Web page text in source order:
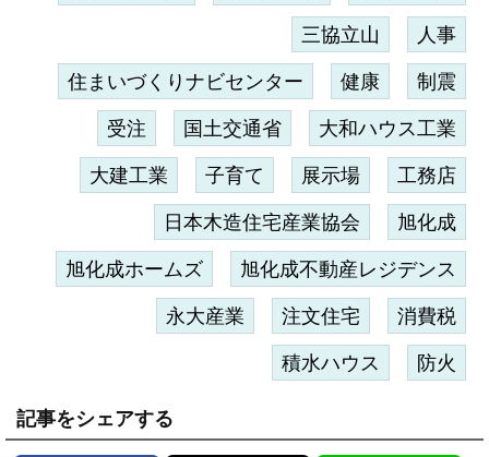
三協立山 人事
住まいづくりナビセンター 健康 制震
受注 国土交通省 大和ハウス工業
大建工業 子育て 展示場 工務店
日本木造住宅産業協会 旭化成
旭化成ホームズ 旭化成不動産レジデンス
永大産業 注文住宅 消費税
積水ハウス 防火
記事をシェアする